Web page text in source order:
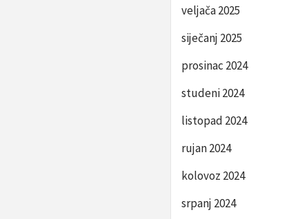
veljača 2025
siječanj 2025
prosinac 2024
studeni 2024
listopad 2024
rujan 2024
kolovoz 2024
srpanj 2024